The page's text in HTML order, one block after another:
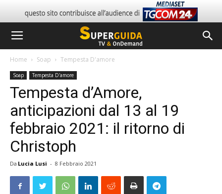
Home Soap Tempesta D'amore
Soap Tempesta D'amore
Tempesta d’Amore,
anticipazioni dal 13 al 19
febbraio 2021: il ritorno di
Christoph
Da Lucia Lusi - 8 Febbraio 2021